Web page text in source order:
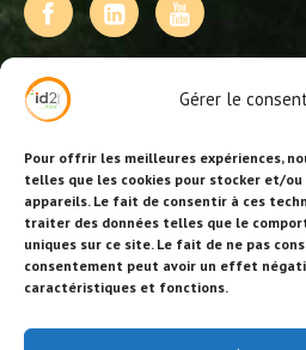
Gérer le
Pour offrir les meilleures expériences,
telles que les cookies pour stocker et/
appareils. Le fait de consentir à ces
traiter des données telles que le
uniques sur ce site. Le fait de ne pas
consentement peut avoir un effet
caractéristiques et fonctions.
NOS PRESTATIONS
Activités, jeux et animations BDE
Animations événementielles
Animations EVJF – EVJG
Animations hôtellerie
Animations anniversaires
Collectivités, centres de loisirs et
Séminaires team building